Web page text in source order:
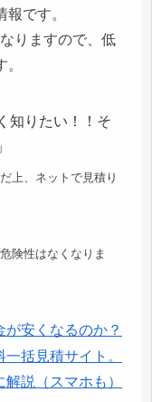
です。
りますので、低
知りたい！！そ
上、ネットで見積り
険性はなくなりま
が安くなるのか？
一括見積サイト。
説（スマホも）